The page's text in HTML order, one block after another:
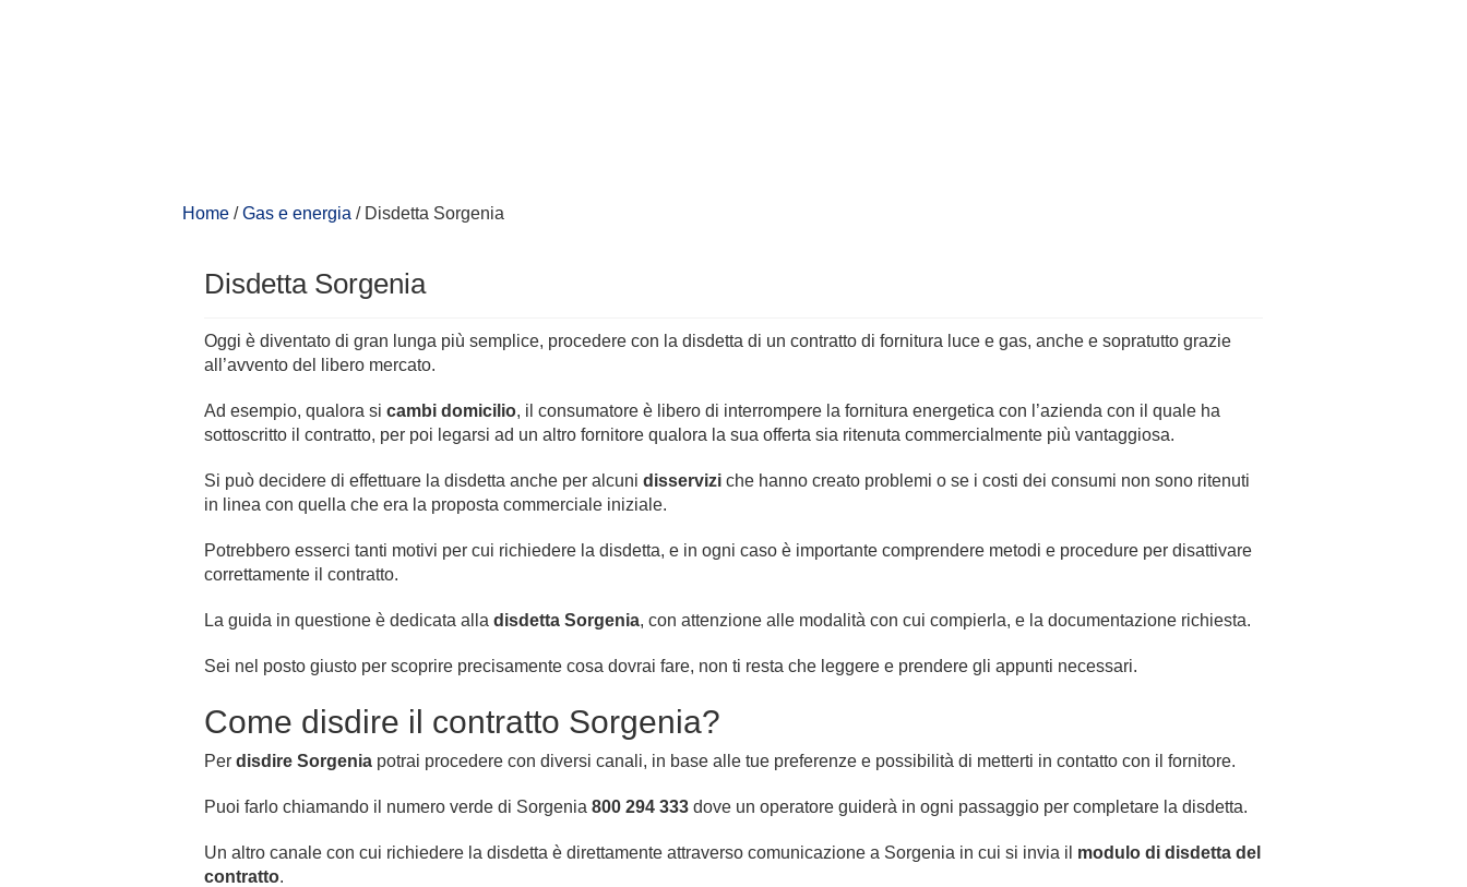
Home /Gas e energia / Disdetta Sorgenia
Disdetta Sorgenia
Oggi è diventato di gran lunga più semplice, procedere con la disdetta di un contratto di fornitura luce e gas, anche e sopratutto grazie
all’avvento del libero mercato.
Ad esempio, qualora si cambi domicilio, il consumatore è libero di interrompere la fornitura energetica con l’azienda con il quale ha
sottoscritto il contratto, per poi legarsi ad un altro fornitore qualora la sua offerta sia ritenuta commercialmente più vantaggiosa.
Si può decidere di effettuare la disdetta anche per alcuni disservizi che hanno creato problemi o se i costi dei consumi non sono ritenuti
in linea con quella che era la proposta commerciale iniziale.
Potrebbero esserci tanti motivi per cui richiedere la disdetta, e in ogni caso è importante comprendere metodi e procedure per disattivare
correttamente il contratto.
La guida in questione è dedicata alla disdetta Sorgenia, con attenzione alle modalità con cui compierla, e la documentazione richiesta.
Sei nel posto giusto per scoprire precisamente cosa dovrai fare, non ti resta che leggere e prendere gli appunti necessari.
Come disdire il contratto Sorgenia?
Per disdire Sorgenia potrai procedere con diversi canali, in base alle tue preferenze e possibilità di metterti in contatto con il fornitore.
Puoi farlo chiamando il numero verde di Sorgenia 800 294 333 dove un operatore guiderà in ogni passaggio per completare la disdetta.
Un altro canale con cui richiedere la disdetta è direttamente attraverso comunicazione a Sorgenia in cui si invia il modulo di disdetta del
contratto.